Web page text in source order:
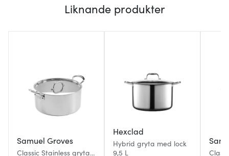
Liknande produkter
Samuel Groves
Classic Stainless gryta
Hexclad
Hybrid gryta med lock
9,5 L